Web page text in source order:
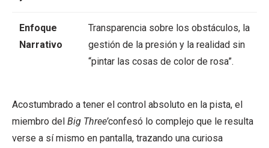
Enfoque
Narrativo
Transparencia sobre los obstáculos, la
gestión de la presión y la realidad sin
“pintar las cosas de color de rosa”.
Acostumbrado a tener el control absoluto en la pista, el
miembro del Big Three’confesó lo complejo que le resulta
verse a sí mismo en pantalla, trazando una curiosa